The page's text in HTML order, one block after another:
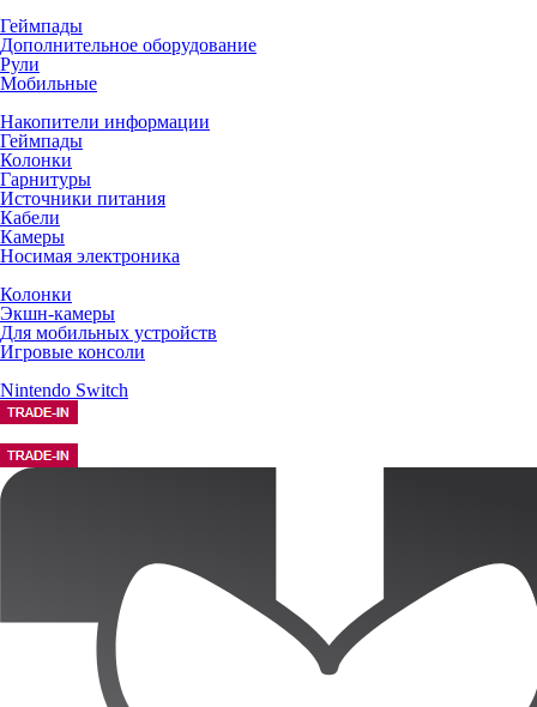
Геймпады
Дополнительное оборудование
Рули
Мобильные
Накопители информации
Геймпады
Колонки
Гарнитуры
Источники питания
Кабели
Камеры
Носимая электроника
Колонки
Экшн-камеры
Для мобильных устройств
Игровые консоли
Nintendo Switch